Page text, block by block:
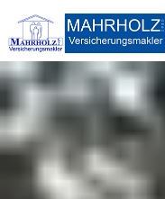
Zum Blog